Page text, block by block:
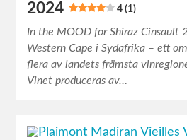
2024
4 (1)
In the MOOD for Shiraz Cinsault
Western Cape i Sydafrika – ett
flera av landets främsta
Vinet produceras av…